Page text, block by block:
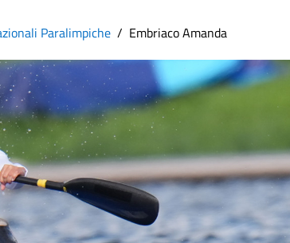
Paralimpiche Embriaco Amanda